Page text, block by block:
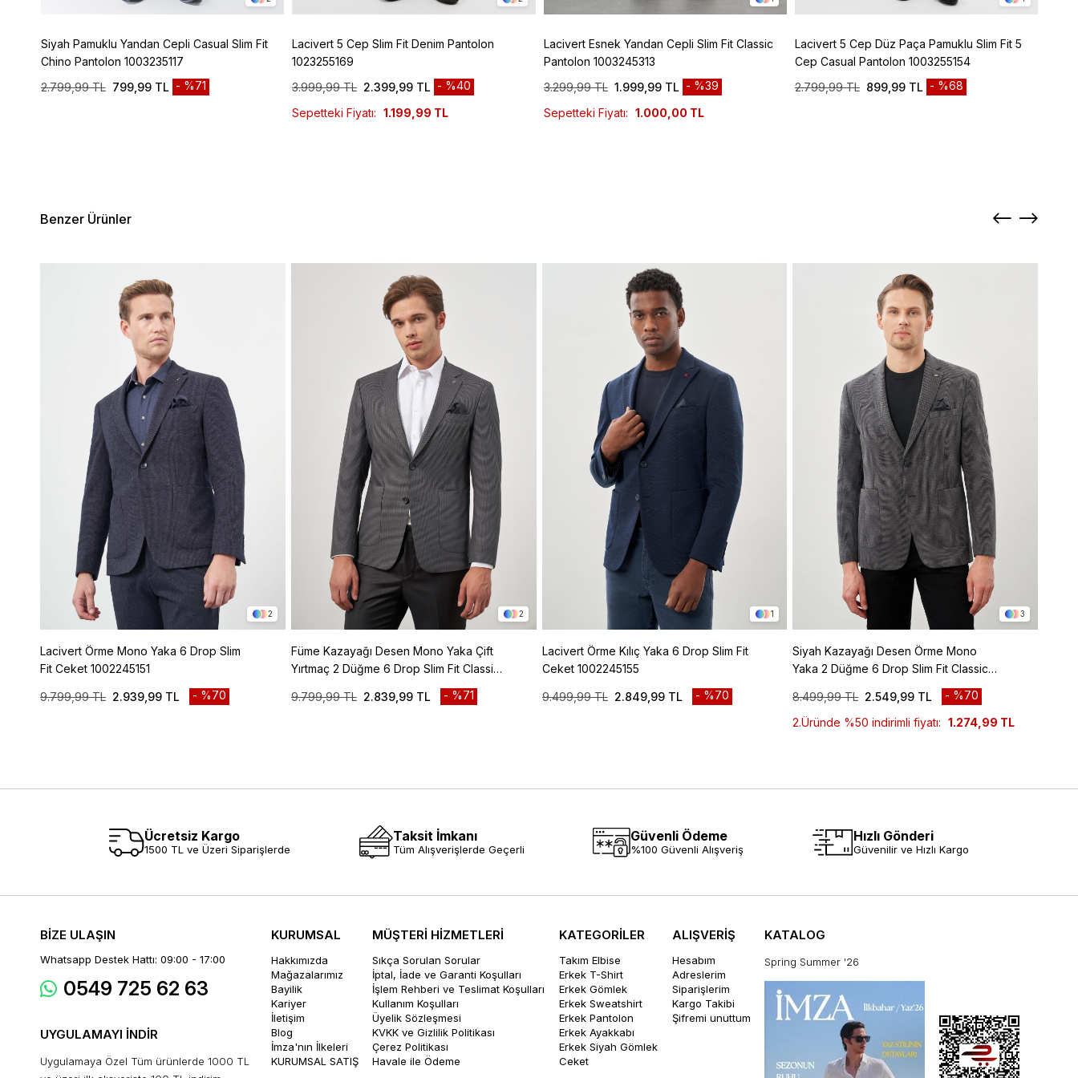
Siyah Pamuklu Yandan Cepli Casual Slim Fit
Chino Pantolon 1003235117
2.799,99 TL 799,99 TL %71
Lacivert 5 Cep Slim Fit Denim Pantolon
1023255169
3.999,99 TL 2.399,99 TL
%40
Sepetteki Fiyatı: 1.199,99 TL
Lacivert Esnek Yandan Cepli Slim Fit Classic
Pantolon 1003245313
3.299,99 TL 1.999,99 TL
%39
Sepetteki Fiyatı: 1.000,00 TL
Lacivert 5 Cep Düz Paça Pamuklu Slim Fit 5
Cep Casual Pantolon 1003255154
2.799,99 TL 899,99 TL %68
Benzer Ürünler
2
Lacivert Örme Mono Yaka 6 Drop Slim
Fit Ceket 1002245151
2.939,99 TL
9.799,99 TL %70
2
Füme Kazayağı Desen Mono Yaka Çift
Yırtmaç 2 Düğme 6 Drop Slim Fit Classic
2.839,99 TL
9.799,99 TL %71
1
Lacivert Örme Kılıç Yaka 6 Drop Slim Fit
Ceket 1002245155
2.849,99 TL
9.499,99 TL %70
3
Siyah Kazayağı Desen Örme Mono
Yaka 2 Düğme 6 Drop Slim Fit Classic
2.549,99 TL
8.499,99 TL
%70
2.Üründe %50 indirimli fiyatı:
1.274,99 TL
Ücretsiz Kargo
1500 TL ve Üzeri Siparişlerde
Taksit İmkanı
Tüm Alışverişlerde Geçerli
Güvenli Ödeme
%100 Güvenli Alışveriş
Hızlı Gönderi
Güvenilir ve Hızlı Kargo
BİZE ULAŞIN
Whatsapp Destek Hattı: 09:00 - 17:00
0549 725 62 63
UYGULAMAYI İNDİR
Uygulamaya Özel Tüm ürünlerde 1000 TL
KURUMSAL
Hakkımızda
Mağazalarımız
Bayilik
Kariyer
İletişim
Blog
İmza'nın İlkeleri
KURUMSAL SATIŞ
MÜŞTERİ HİZMETLERİ
Sıkça Sorulan Sorular
İptal, İade ve Garanti Koşulları
İşlem Rehberi ve Teslimat Koşulları
Kullanım Koşulları
Üyelik Sözleşmesi
KVKK ve Gizlilik Politikası
Çerez Politikası
Havale ile Ödeme
KATEGORİLER
Takım Elbise
Erkek T-Shirt
Erkek Gömlek
Erkek Sweatshirt
Erkek Pantolon
Erkek Ayakkabı
Erkek Siyah Gömlek
Ceket
ALIŞVERİŞ
Hesabım
Adreslerim
Siparişlerim
Kargo Takibi
Şifremi unuttum
KATALOG
Spring Summer '26